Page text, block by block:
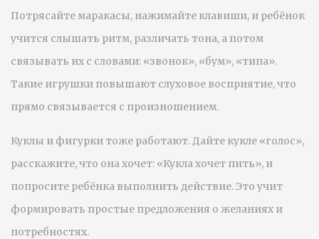
Потрясайте маракасы, нажимайте клавиши, и ребёнок
учится слышать ритм, различать тона, а потом
связывать их с словами: «звонок», «бум», «типа».
Такие игрушки повышают слуховое восприятие, что
прямо связывается с произношением.
Куклы и фигурки тоже работают. Дайте кукле «голос»,
расскажите, что она хочет: «Кукла хочет пить», и
попросите ребёнка выполнить действие. Это учит
формировать простые предложения о желаниях и
потребностях.